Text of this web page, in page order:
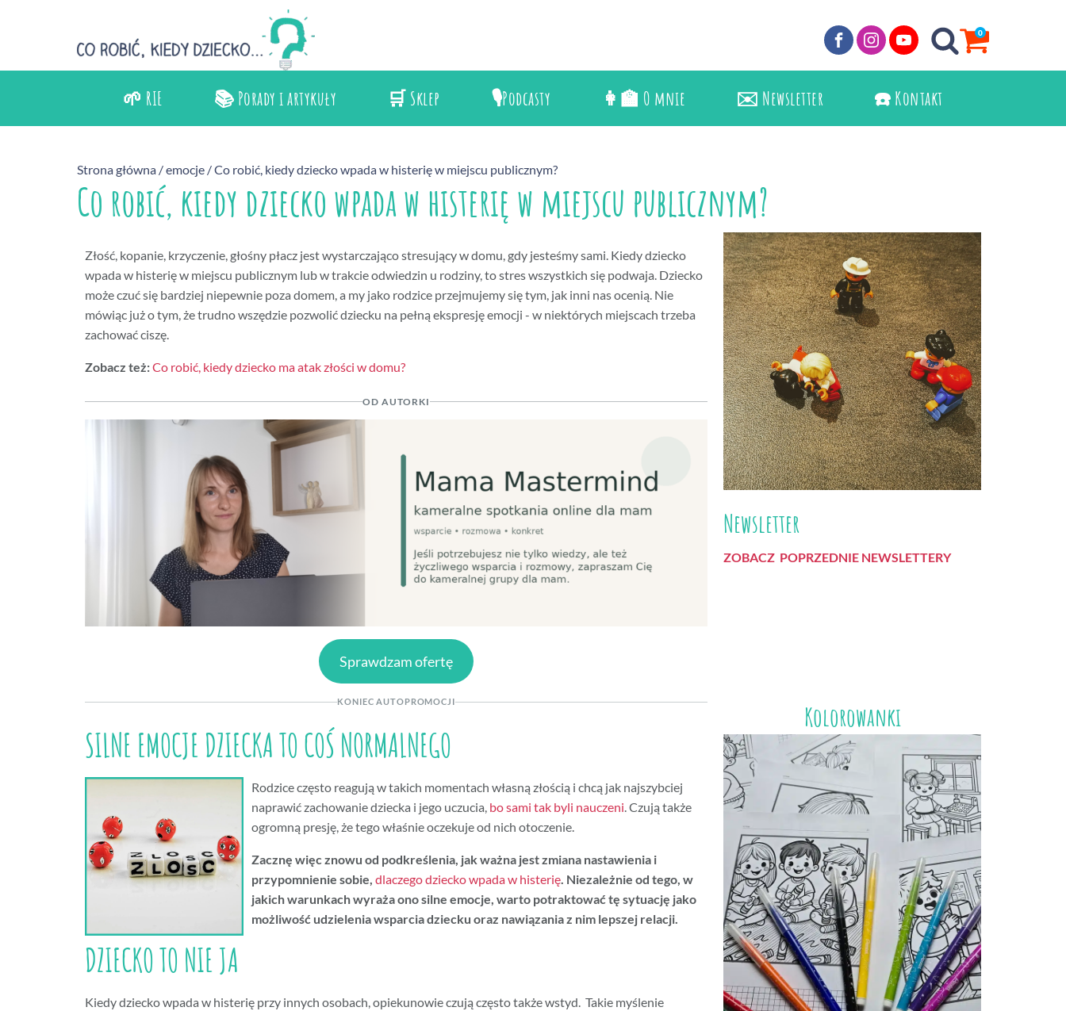
0
🌱 RIE 📚 Porady i artykuły 🛒 Sklep 🎙️Podcasty 👩‍🏫 O mnie ✉️ Newsletter ☎️ Kontakt
Strona główna /emocje / Co robić, kiedy dziecko wpada w histerię w miejscu publicznym?
Co robić, kiedy dziecko wpada w histerię w miejscu publicznym?
Złość, kopanie, krzyczenie, głośny płacz jest wystarczająco stresujący w domu, gdy jesteśmy sami. Kiedy dziecko
wpada w histerię w miejscu publicznym lub w trakcie odwiedzin u rodziny, to stres wszystkich się podwaja. Dziecko
może czuć się bardziej niepewnie poza domem, a my jako rodzice przejmujemy się tym, jak inni nas ocenią. Nie
mówiąc już o tym, że trudno wszędzie pozwolić dziecku na pełną ekspresję emocji - w niektórych miejscach trzeba
zachować ciszę.
Zobacz też:Co robić, kiedy dziecko ma atak złości w domu?
OD AUTORKI
Sprawdzam ofertę
KONIEC AUTOPROMOCJI
SILNE EMOCJE DZIECKA TO COŚ NORMALNEGO
Rodzice często reagują w takich momentach własną złością i chcą jak najszybciej
naprawić zachowanie dziecka i jego uczucia, bo sami tak byli nauczeni. Czują także
ogromną presję, że tego właśnie oczekuje od nich otoczenie.
Zacznę więc znowu od podkreślenia, jak ważna jest zmiana nastawienia i
przypomnienie sobie, dlaczego dziecko wpada w histerię. Niezależnie od tego, w
jakich warunkach wyraża ono silne emocje, warto potraktować tę sytuację jako
możliwość udzielenia wsparcia dziecku oraz nawiązania z nim lepszej relacji.
DZIECKO TO NIE JA
Kiedy dziecko wpada w histerię przy innych osobach, opiekunowie czują często także wstyd. Takie myślenie
Newsletter
ZOBACZ POPRZEDNIE NEWSLETTERY
Kolorowanki